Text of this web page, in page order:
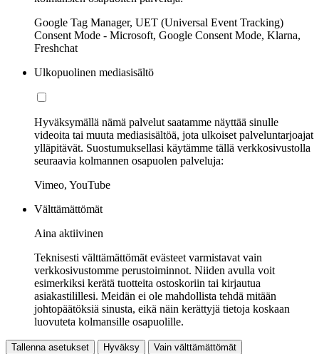
Google Tag Manager, UET (Universal Event Tracking)
Consent Mode - Microsoft, Google Consent Mode, Klarna,
Freshchat
Ulkopuolinen mediasisältö
Hyväksymällä nämä palvelut saatamme näyttää sinulle
videoita tai muuta mediasisältöä, jota ulkoiset palveluntarjoajat
ylläpitävät. Suostumuksellasi käytämme tällä verkkosivustolla
seuraavia kolmannen osapuolen palveluja:
Vimeo, YouTube
Välttämättömät
Aina aktiivinen
Teknisesti välttämättömät evästeet varmistavat vain
verkkosivustomme perustoiminnot. Niiden avulla voit
esimerkiksi kerätä tuotteita ostoskoriin tai kirjautua
asiakastilillesi. Meidän ei ole mahdollista tehdä mitään
johtopäätöksiä sinusta, eikä näin kerättyjä tietoja koskaan
luovuteta kolmansille osapuolille.
Tallenna asetukset Hyväksy Vain välttämättömät